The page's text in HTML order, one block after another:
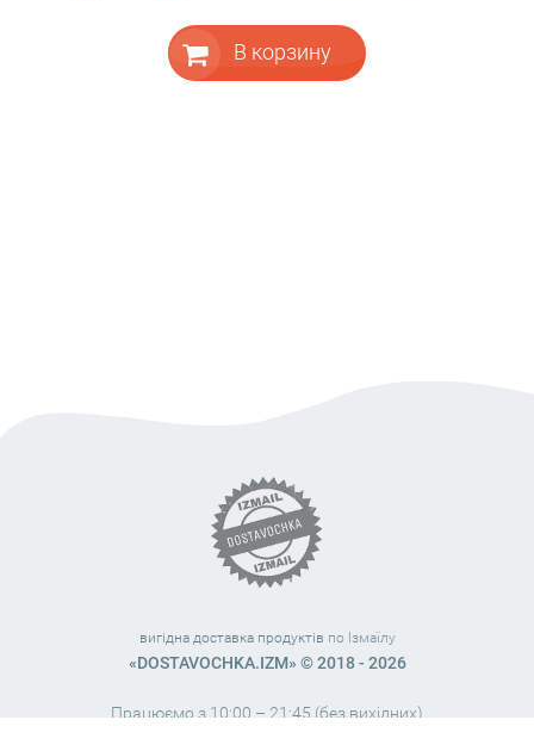
В корзину
вигідна доставка продуктів по Ізмаїлу
«DOSTAVOCHKA.IZM» © 2018 - 2026
Працюємо з 10:00 – 21:45 (без вихідних)